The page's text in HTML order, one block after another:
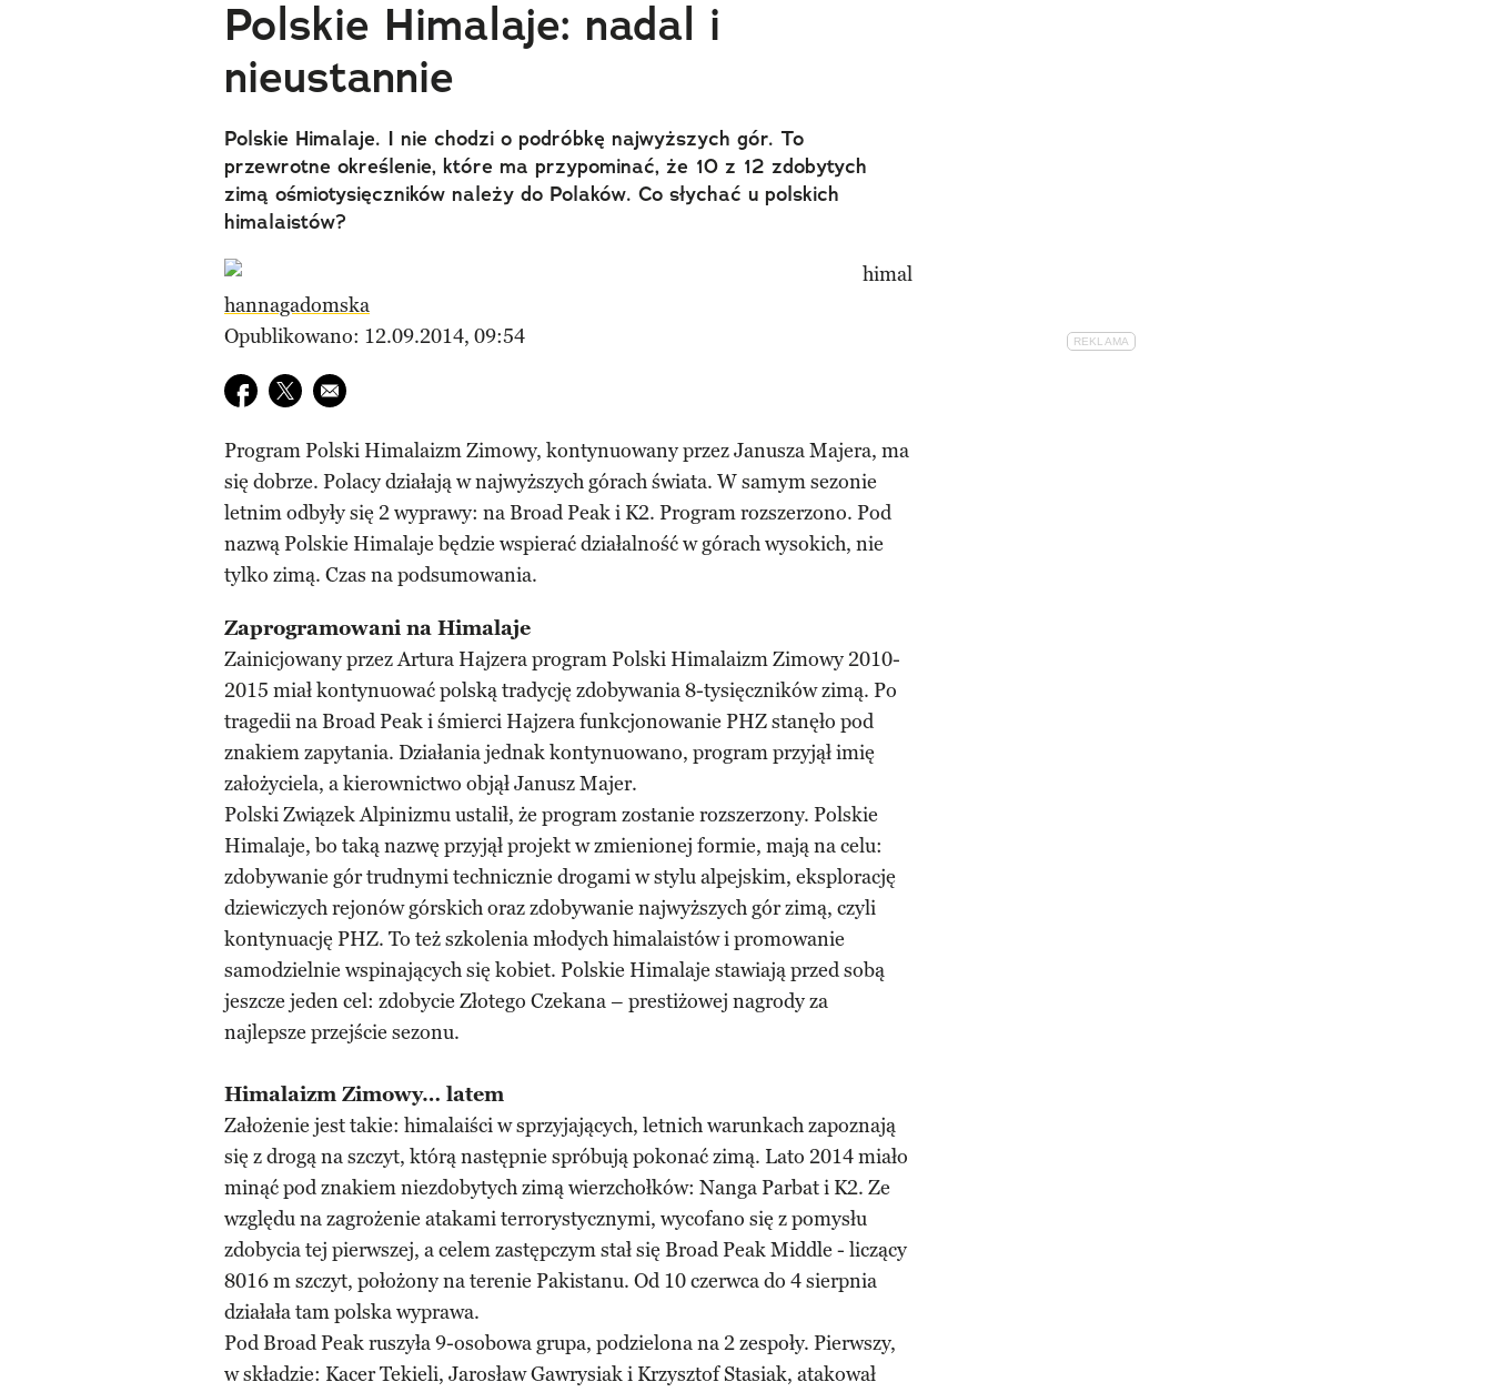
Polskie Himalaje: nadal i
nieustannie
Polskie Himalaje. I nie chodzi o podróbkę najwyższych gór. To
przewrotne określenie, które ma przypominać, że 10 z 12 zdobytych
zimą ośmiotysięczników należy do Polaków. Co słychać u polskich
himalaistów?
hannagadomska
Opublikowano: 12.09.2014, 09:54
Udostępnij na facebook
Udostępnij na twitter
E-mail do przyjaciela
Program Polski Himalaizm Zimowy, kontynuowany przez Janusza Majera, ma
się dobrze. Polacy działają w najwyższych górach świata. W samym sezonie
letnim odbyły się 2 wyprawy: na Broad Peak i K2. Program rozszerzono. Pod
nazwą Polskie Himalaje będzie wspierać działalność w górach wysokich, nie
tylko zimą. Czas na podsumowania.
Zaprogramowani na Himalaje
Zainicjowany przez Artura Hajzera program Polski Himalaizm Zimowy 2010-
2015 miał kontynuować polską tradycję zdobywania 8-tysięczników zimą. Po
tragedii na Broad Peak i śmierci Hajzera funkcjonowanie PHZ stanęło pod
znakiem zapytania. Działania jednak kontynuowano, program przyjął imię
założyciela, a kierownictwo objął Janusz Majer.
Polski Związek Alpinizmu ustalił, że program zostanie rozszerzony. Polskie
Himalaje, bo taką nazwę przyjął projekt w zmienionej formie, mają na celu:
zdobywanie gór trudnymi technicznie drogami w stylu alpejskim, eksplorację
dziewiczych rejonów górskich oraz zdobywanie najwyższych gór zimą, czyli
kontynuację PHZ. To też szkolenia młodych himalaistów i promowanie
samodzielnie wspinających się kobiet. Polskie Himalaje stawiają przed sobą
jeszcze jeden cel: zdobycie Złotego Czekana – prestiżowej nagrody za
najlepsze przejście sezonu.
Himalaizm Zimowy… latem
Założenie jest takie: himalaiści w sprzyjających, letnich warunkach zapoznają
się z drogą na szczyt, którą następnie spróbują pokonać zimą. Lato 2014 miało
minąć pod znakiem niezdobytych zimą wierzchołków: Nanga Parbat i K2. Ze
względu na zagrożenie atakami terrorystycznymi, wycofano się z pomysłu
zdobycia tej pierwszej, a celem zastępczym stał się Broad Peak Middle - liczący
8016 m szczyt, położony na terenie Pakistanu. Od 10 czerwca do 4 sierpnia
działała tam polska wyprawa.
Pod Broad Peak ruszyła 9-osobowa grupa, podzielona na 2 zespoły. Pierwszy,
w składzie: Kacer Tekieli, Jarosław Gawrysiak i Krzysztof Stasiak, atakował